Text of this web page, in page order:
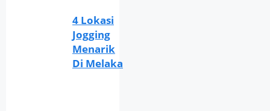
4 Lokasi
Jogging
Menarik
Di Melaka